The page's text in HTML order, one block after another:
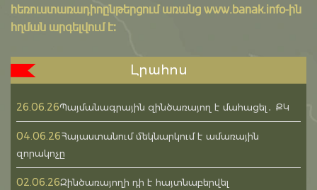
հեռուստառադիոընթերցում առանց www.banak.info-ին
հղման արգելվում է:
Լրահոս
26.06.26Պայմանագրային զինծառայող է մահացել․ ՔԿ
04.06.26Հայաստանում մեկնարկում է ամառային
զորակոչը
02.06.26Զինծառայողի դի է հայտնաբերվել